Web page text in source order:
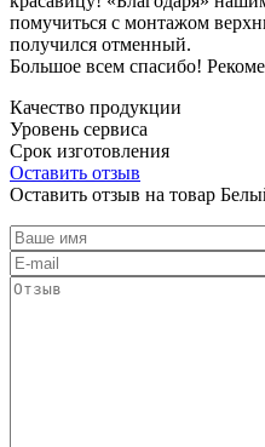
помучиться с монтажом
получился отменный.
Большое всем спасибо!
Качество продукции
Уровень сервиса
Срок изготовления
Оставить отзыв
Оставить отзыв на товар